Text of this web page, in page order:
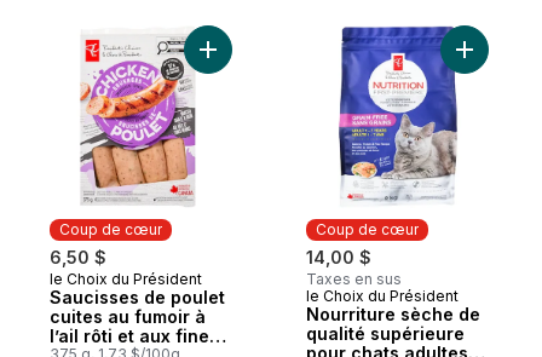
Coup de cœur
6,50 $
Coup de cœur
le Choix du Président
Saucisses de poulet
cuites au fumoir à
l’ail rôti et aux fines
Ajouter Saucisses de poulet cuites au
Coup de cœur
14,00 $
Taxes en sus
Coup de cœur
le Choix du Président
Nourriture sèche de
qualité supérieure
pour chats adultes
Ajouter